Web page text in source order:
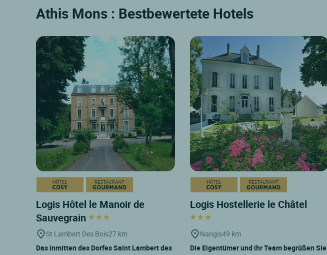
Athis Mons : Bestbewertete Hotels
Logis Hôtel le Manoir de
Sauvegrain
St Lambert Des Bois27 km
Das inmitten des Dorfes Saint Lambert des
Logis Hostellerie le Châtel
Nangis49 km
Die Eigentümer und ihr Team begrüßen Sie